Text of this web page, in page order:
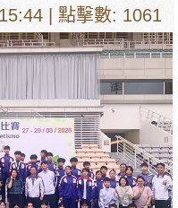
| 點擊數: 1061